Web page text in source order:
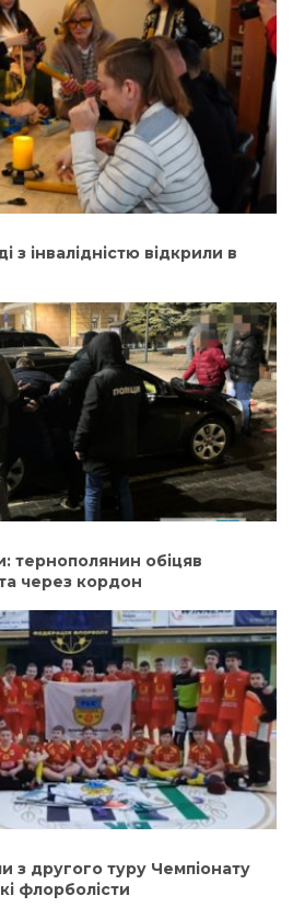
з інвалідністю відкрили в
тернополянин обіцяв
через кордон
з другого туру Чемпіонату
флорболісти